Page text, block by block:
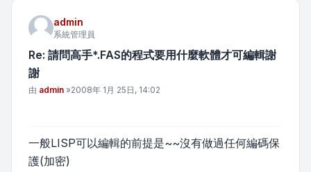
admin
系統管理員
Re: 請問高手*.FAS的程式要用什麼軟體才可編輯謝
謝
文章
由 admin »2008年 1月 25日, 14:02
一般LISP可以編輯的前提是~~沒有做過任何編碼保
護(加密)